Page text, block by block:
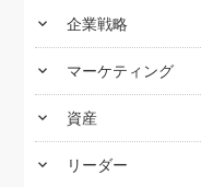
keyboard_arrow_down 企業戦略
keyboard_arrow_down マーケティング
keyboard_arrow_down 資産
keyboard_arrow_down リーダー